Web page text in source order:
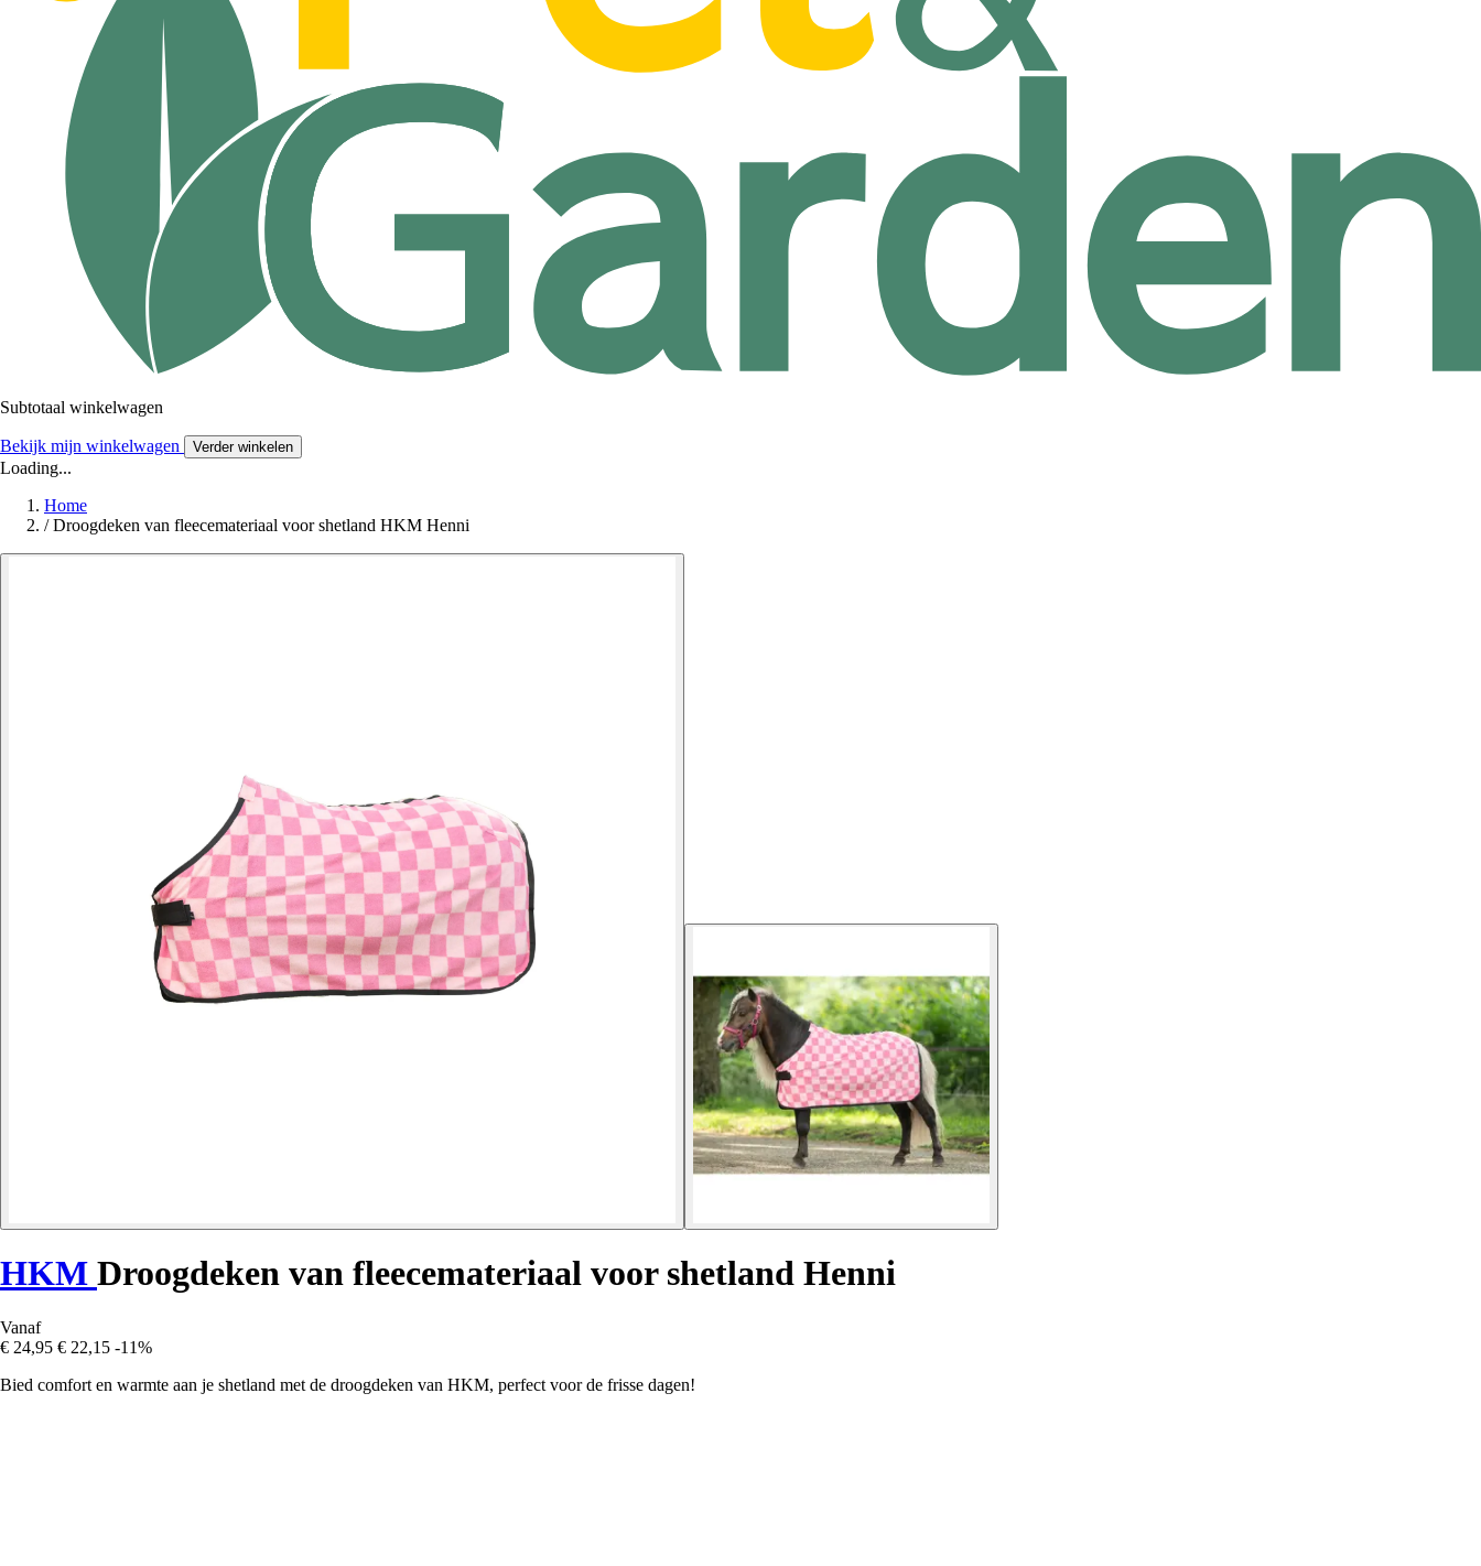
Subtotaal winkelwagen
Bekijk mijn winkelwagen Verder winkelen
Loading...
Home
/ Droogdeken van fleecemateriaal voor shetland HKM Henni
HKM Droogdeken van fleecemateriaal voor shetland Henni
Vanaf
€ 24,95 € 22,15 -11%
Bied comfort en warmte aan je shetland met de droogdeken van HKM, perfect voor de frisse dagen!